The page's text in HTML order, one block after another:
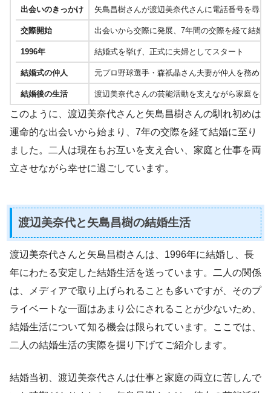
出会いのきっかけ 矢島昌樹さんが渡辺美奈代さんに電話番号を尋ね
交際開始 出会いから交際に発展、7年間の交際を経て結婚へ
1996年 結婚式を挙げ、正式に夫婦としてスタート
結婚式の仲人 元プロ野球選手・森祇晶さん夫妻が仲人を務めた
結婚後の生活 渡辺美奈代さんの芸能活動を支えながら家庭を築
このように、渡辺美奈代さんと矢島昌樹さんの馴れ初めは
運命的な出会いから始まり、7年の交際を経て結婚に至り
ました。二人は現在もお互いを支え合い、家庭と仕事を両
立させながら幸せに過ごしています。
渡辺美奈代と矢島昌樹の結婚生活
渡辺美奈代さんと矢島昌樹さんは、1996年に結婚し、長
年にわたる安定した結婚生活を送っています。二人の関係
は、メディアで取り上げられることも多いですが、そのプ
ライベートな一面はあまり公にされることが少ないため、
結婚生活について知る機会は限られています。ここでは、
二人の結婚生活の実際を掘り下げてご紹介します。
結婚当初、渡辺美奈代さんは仕事と家庭の両立に苦しんで